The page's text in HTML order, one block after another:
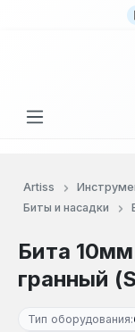
Перейти к
Artiss
Биты и насадки
Бита 10мм
гранный
Тип оборудования: